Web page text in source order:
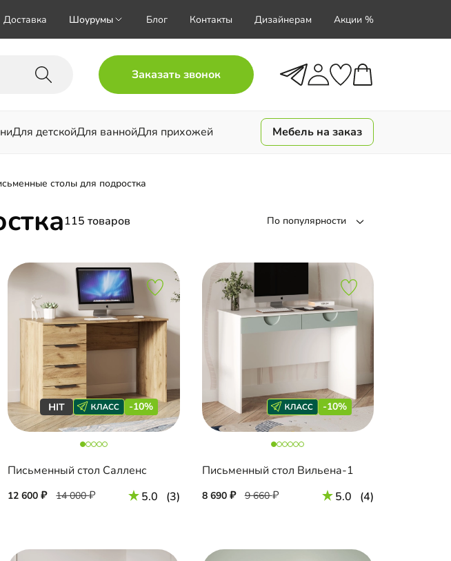
Доставка Шоурумы Блог Контакты Дизайнерам Акции %
Заказать звонок
Для детскойДля ваннойДля прихожей Мебель на заказ
столы для подростка
115 товаров По популярности
-10%
Письменный стол Салленс
12 600 14 000 5.0 (3)
-10%
Письменный стол Вильена-1
8 690 9 660 5.0 (4)